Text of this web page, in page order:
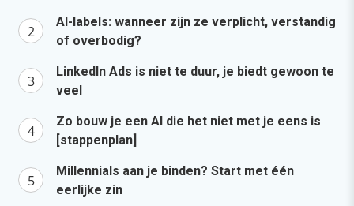
AI-labels: wanneer zijn ze verplicht, verstandig
of overbodig?
LinkedIn Ads is niet te duur, je biedt gewoon te
veel
Zo bouw je een AI die het niet met je eens is
[stappenplan]
Millennials aan je binden? Start met één
eerlijke zin